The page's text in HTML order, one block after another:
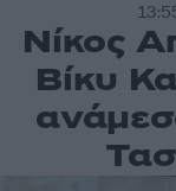
Νίκος
Βίκυ